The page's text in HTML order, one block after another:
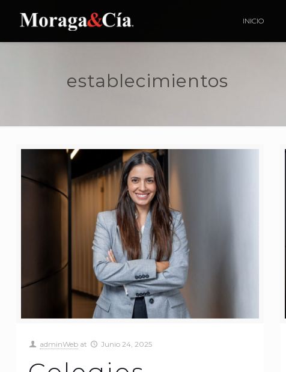
INICIO
establecimientos
adminWeb at Junio 24, 2025